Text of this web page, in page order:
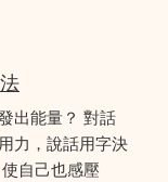
出能量？ 對話
力，說話用字決
自己也感壓